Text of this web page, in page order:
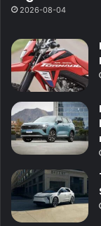
2026-08-04